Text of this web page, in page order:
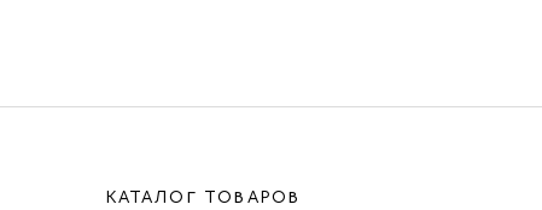
КАТАЛОГ ТОВАРОВ